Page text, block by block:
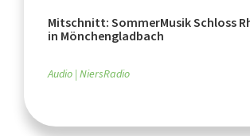
Mitschnitt: SommerMusik Schloss
in Mönchengladbach
Audio NiersRadio